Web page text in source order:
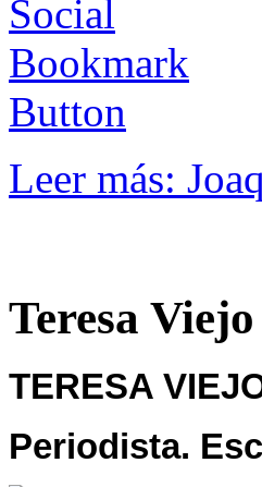
Leer más:
Teresa Viejo
TERESA
Periodista.